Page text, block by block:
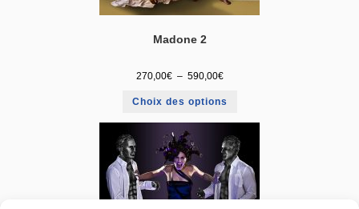
Madone 2
270,00€ – 590,00€
Choix des options